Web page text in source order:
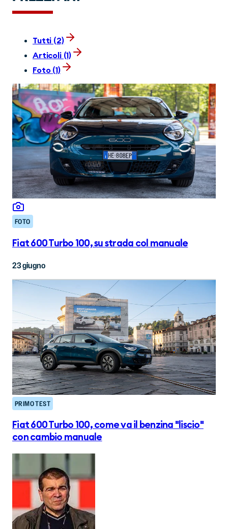
Tutti (2)
Articoli (1)
Foto (1)
FOTO
Fiat 600 Turbo 100, su strada col manuale
23 giugno
PRIMO TEST
Fiat 600 Turbo 100, come va il benzina "liscio"
con cambio manuale